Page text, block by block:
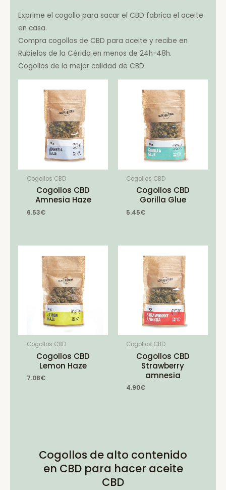
Exprime el cogollo para sacar el CBD fabrica el aceite
en casa.
Compra cogollos de CBD para aceite y recibe en
Rubielos de la Cérida en menos de 24h-48h.
Cogollos de la mejor calidad de CBD.
Cogollos CBD
Cogollos CBD
Amnesia Haze
6.53€
Cogollos CBD
Cogollos CBD
Gorilla Glue
5.45€
Cogollos CBD
Cogollos CBD
Lemon Haze
7.08€
Cogollos CBD
Cogollos CBD
Strawberry
amnesia
4.90€
Cogollos de alto contenido
en CBD para hacer aceite
CBD